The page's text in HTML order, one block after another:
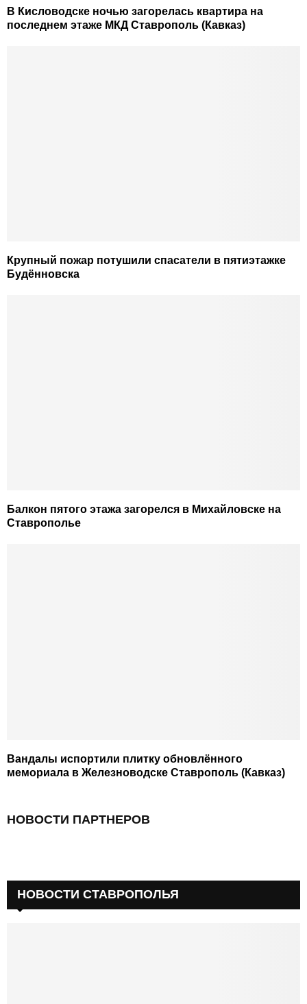
В Кисловодске ночью загорелась квартира на
последнем этаже МКД Ставрополь (Кавказ)
Крупный пожар потушили спасатели в пятиэтажке
Будённовска
Балкон пятого этажа загорелся в Михайловске на
Ставрополье
Вандалы испортили плитку обновлённого
мемориала в Железноводске Ставрополь (Кавказ)
НОВОСТИ ПАРТНЕРОВ
НОВОСТИ СТАВРОПОЛЬЯ